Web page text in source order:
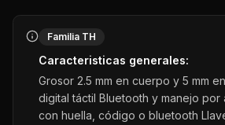
Familia TH
Caracteristicas generales:
Grosor 2.5 mm en cuerpo y 5 mm
digital táctil Bluetooth y manejo por
con huella, código o bluetooth